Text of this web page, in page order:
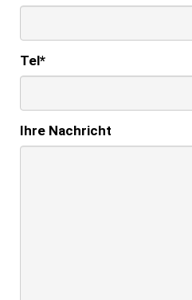
Tel*
Ihre Nachricht